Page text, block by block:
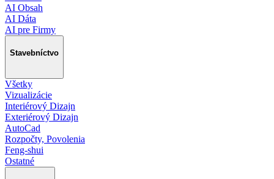
AI Obsah
AI Dáta
AI pre Firmy
Stavebníctvo
Všetky
Vizualizácie
Interiérový Dizajn
Exteriérový Dizajn
AutoCad
Rozpočty, Povolenia
Feng-shui
Ostatné